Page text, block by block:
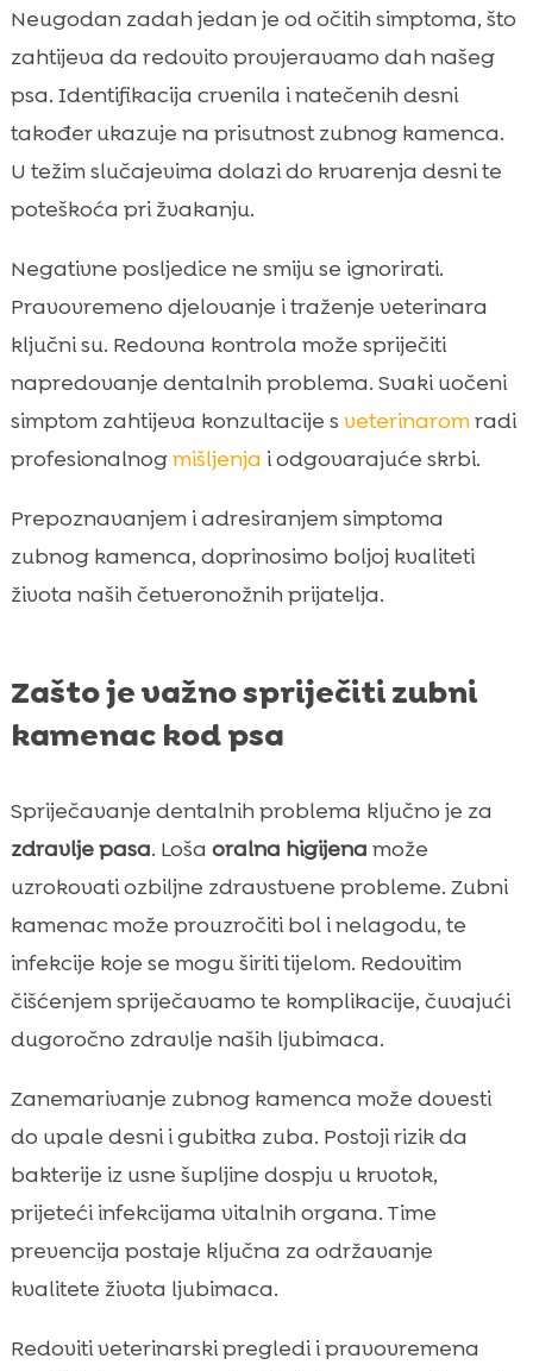
Neugodan zadah jedan je od očitih simptoma, što
zahtijeva da redovito provjeravamo dah našeg
psa. Identifikacija crvenila i natečenih desni
također ukazuje na prisutnost zubnog kamenca.
U težim slučajevima dolazi do krvarenja desni te
poteškoća pri žvakanju.
Negativne posljedice ne smiju se ignorirati.
Pravovremeno djelovanje i traženje veterinara
ključni su. Redovna kontrola može spriječiti
napredovanje dentalnih problema. Svaki uočeni
simptom zahtijeva konzultacije s veterinaromradi
profesionalnogmišljenja i odgovarajuće skrbi.
Prepoznavanjem i adresiranjem simptoma
zubnog kamenca, doprinosimo boljoj kvaliteti
života naših četveronožnih prijatelja.
Zašto je važno spriječiti zubni
kamenac kod psa
Spriječavanje dentalnih problema ključno je za
zdravlje pasa. Loša oralna higijena može
uzrokovati ozbiljne zdravstvene probleme. Zubni
kamenac može prouzročiti bol i nelagodu, te
infekcije koje se mogu širiti tijelom. Redovitim
čišćenjem spriječavamo te komplikacije, čuvajući
dugoročno zdravlje naših ljubimaca.
Zanemarivanje zubnog kamenca može dovesti
do upale desni i gubitka zuba. Postoji rizik da
bakterije iz usne šupljine dospju u krvotok,
prijeteći infekcijama vitalnih organa. Time
prevencija postaje ključna za održavanje
kvalitete života ljubimaca.
Redoviti veterinarski pregledi i pravovremena